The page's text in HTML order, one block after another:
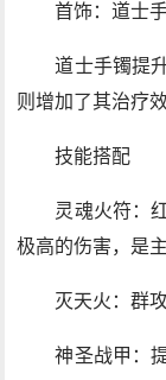
首饰：道士
道士手镯提
则增加了其治疗
技能搭配
灵魂火符：
极高的伤害，是
灭天火：群
神圣战甲：